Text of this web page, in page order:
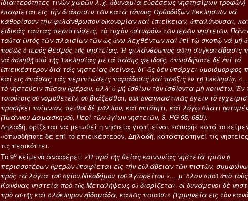
ἐπαφίεται εἰς τήν διάκρισιν τῶν κατὰ τόπους Ὀρθοδόξων Ἐκκλησιῶν νά
καθορίσουν τήν φιλάνθρωπον οἰκονομίαν καί ἐπιείκειαν, ἀπαλύνουσαι,
εἰδικὰς ταύτας περιπτώσεις, τὸ τυχὸν «στυφόν» τῶν ἱερῶν νηστειῶν.
ταῦτα ἐντός τῶν πλαισίων τῶν ὡς ἄνω λεχθέντων καί ἐπί τῷ σκοπῷ νά μή
ποσῶς ὁ ἱερός θεσμός τῆς νηστείας. Ἡ φιλάνθρωπος αὕτη συγκατάβασις
νά ἀσκηθῇ ὑπό τῆς Ἐκκλησίας μετά πάσης φειδοῦς, ὁπωσδήποτε δέ ἐπί τό
ἐπιεικέστερον διά τάς νηστείας ἐκείνας, δι’ ἅς δέν ὑπάρχει ὁμοιόμορφος
καί εἰς ἁπάσας τάς περιπτώσεις παράδοσις καί πρᾶξις ἐν τῇ Ἐκκλησίᾳ.
τὸ νηστεύειν πᾶσαν ἡμέραν, ἀλλ’ ὁ μή ἐσθίων τὸν ἐσθίοντα μὴ κρινέτω. Ἐν
τοιούτοις οὐ νομοθετεῖν, οὐ βιάζεσθαι, οὐκ ἀναγκαστικῶς ἄγειν τὸ
προσήκει ποίμνιον, πειθοῖ δὲ μᾶλλον, καὶ ἠπιότητι, καὶ λόγῳ ἅλατι
(Ἰωάννου Δαμασκηνοῦ, Περί τῶν ἁγίων νηστειῶν, 3. PG 95, 68B).
Δηλαδή, ορίζεται να μειωθεί η νηστεία γιατί είναι «στυφή» κατά το
«οπωσδήποτε δε επί το επιεικέστερον. Δηλαδή, καταστρατηγεί τις
τις περικόπτει.
Το 9ο κείμενο αναφέρει: «Ἡ πρό τῆς θείας κοινωνίας νηστεία τριῶν ἤ
περισσοτέρων ἡμερῶν ἐπαφίεται εἰς τήν εὐλάβειαν τῶν πιστῶν,
πρός τά λόγια τοῦ ἁγίου Νικοδήμου τοῦ Ἁγιορείτου «… μ’ ὅλον ὁποῦ ἀπὸ
Κανόνας νηστεία πρὸ τῆς Μεταλήψεως οὐ διορίζεται· οἱ δυνάμενοι δὲ
πρὸ αὐτῆς καὶ ὁλόκληρον ἑβδομάδα, καλῶς ποιοῦσι» (Ἑρμηνεία εἰς τὸν